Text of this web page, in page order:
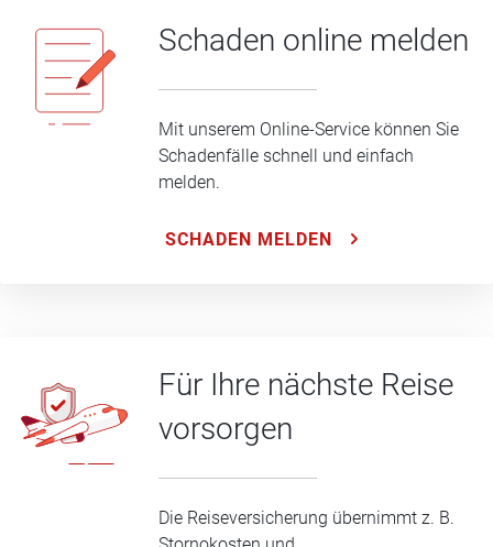
Schaden online melden
Mit unserem Online-Service können Sie
Schadenfälle schnell und einfach
melden.
SCHADEN MELDEN
Für Ihre nächste Reise
vorsorgen
Die Reiseversicherung übernimmt z. B.